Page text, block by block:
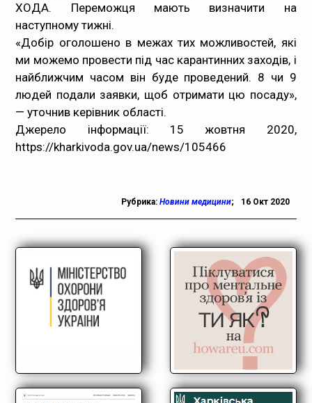
ХОДА. Переможця мають визначити на
наступному тижні.
«Добір оголошено в межах тих можливостей, які
ми можемо провести під час карантинних заходів, і
найближчим часом він буде проведений. 8 чи 9
людей подали заявки, щоб отримати цю посаду»,
— уточнив керівник області.
Джерело інформації: 15 жовтня 2020,
https://kharkivoda.gov.ua/news/105466
Рубрика: Новини медицини; 16 Окт 2020